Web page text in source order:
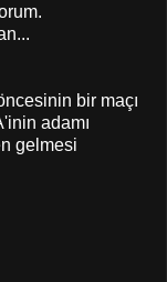
bir maçı
adamı
gelmesi